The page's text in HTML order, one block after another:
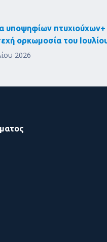
υποψηφίων πτυχιούχων+
ορκωμοσία του
2026